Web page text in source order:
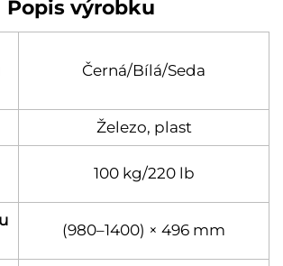
Popis výrobku
Černá/Bílá/Seda
Železo, plast
100 kg/220 lb
(980–1400) × 496 mm